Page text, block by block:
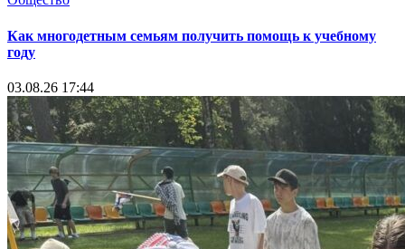
Как многодетным семьям получить помощь к учебному
году
03.08.26 17:44